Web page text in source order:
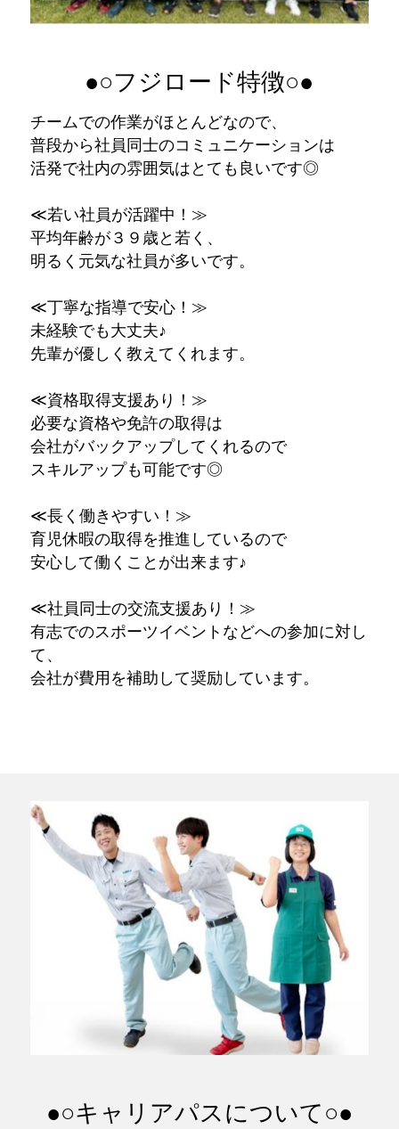
●○フジロード特徴○●
チームでの作業がほとんどなので、
普段から社員同士のコミュニケーションは
活発で社内の雰囲気はとても良いです◎
≪若い社員が活躍中！≫
平均年齢が３９歳と若く、
明るく元気な社員が多いです。
≪丁寧な指導で安心！≫
未経験でも大丈夫♪
先輩が優しく教えてくれます。
≪資格取得支援あり！≫
必要な資格や免許の取得は
会社がバックアップしてくれるので
スキルアップも可能です◎
≪長く働きやすい！≫
育児休暇の取得を推進しているので
安心して働くことが出来ます♪
≪社員同士の交流支援あり！≫
有志でのスポーツイベントなどへの参加に対し
て、
会社が費用を補助して奨励しています。
●○キャリアパスについて○●